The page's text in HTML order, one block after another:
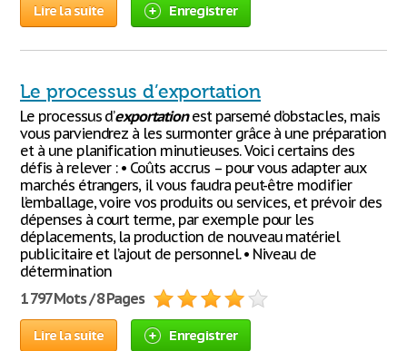
Lire la suite Enregistrer
Le processus d’exportation
Le processus d’exportationest parsemé d’obstacles, mais
vous parviendrez à les surmonter grâce à une préparation
et à une planification minutieuses. Voici certains des
défis à relever : • Coûts accrus – pour vous adapter aux
marchés étrangers, il vous faudra peut-être modifier
l’emballage, voire vos produits ou services, et prévoir des
dépenses à court terme, par exemple pour les
déplacements, la production de nouveau matériel
publicitaire et l’ajout de personnel. • Niveau de
détermination
1 797 Mots / 8 Pages
Lire la suite Enregistrer